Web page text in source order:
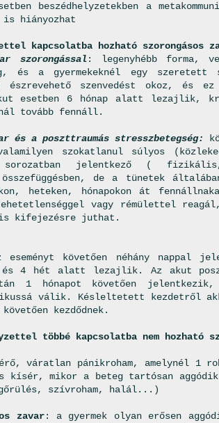
beszédhelyzetekben a
is hiányozhat
kapcsolatba hozható szorongásos
szorongással: legenyhébb forma,
és a gyermekeknél egy szeretett
észrevehető szenvedést okoz, és
esetben 6 hónap alatt lezajlik,
tovább fennáll.
és a poszttraumás stresszbetegség:
szokatlanul súlyos
jelentkező ( fizikális,
de a tünetek
heteken, hónapokon át
vagy rémülettel
is kifejezésre juthat.
követően néhány nappal
4 hét alatt lezajlik. Az akut
1 hónapot követően
válik. Késleltetett kezdetről
kezdődnek.
többé kapcsolatba nem hozható
váratlan pánikroham, amelynél 1
kísér, mikor a beteg tartósan
szívroham, halál...)
zavar: a gyermek olyan erősen